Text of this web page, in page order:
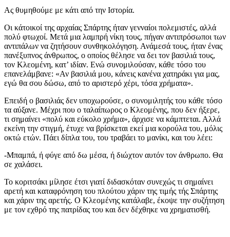
Ας θυμηθούμε με κάτι από την Ιστορία.
Οι κάτοικοί της αρχαίας Σπάρτης ήταν γενναίοι πολεμιστές, αλλά
πολύ φτωχοί. Μετά μια λαμπρή νίκη τους, πήγαν αντιπρόσωποι των
αντιπάλων να ζητήσουν συνθηκολόγηση. Ανάμεσά τους, ήταν ένας
πανέξυπνος άνθρωπος, ο οποίος θέλησε να δει τον βασιλιά τους,
τον Κλεομένη, κατ’ ιδίαν. Ενώ συνομιλούσαν, κάθε τόσο του
επανελάμβανε: «Αν βασιλιά μου, κάνεις κανένα χατηράκι για μας,
εγώ θα σου δώσω, από το αριστερό χέρι, τόσα χρήματα».
Επειδή ο βασιλιάς δεν υποχωρούσε, ο συνομιλητής του κάθε τόσο
τα αύξανε. Μέχρι που ο ταλαίπωρος ο Κλεομένης, που δεν ήξερε,
τι σημαίνει «πολύ και εύκολο χρήμα», άρχισε να κάμπτεται. Αλλά
εκείνη την στιγμή, έτυχε να βρίσκεται εκεί μια κορούλα του, μόλις
οκτώ ετών. Πάει δίπλα του, του τραβάει το μανίκι, και του λέει:
-Μπαμπά, ή φύγε από δω μέσα, ή διώχτον αυτόν τον άνθρωπο. Θα
σε χαλάσει.
Το κοριτσάκι μίλησε έτσι γιατί διδασκόταν συνεχώς τι σημαίνει
αρετή και καταφρόνηση του πλούτου χάριν της τιμής τής Σπάρτης
και χάριν της αρετής. Ο Κλεομένης κατάλαβε, έκοψε την συζήτηση
με τον εχθρό της πατρίδας του και δεν δέχθηκε να χρηματισθή.